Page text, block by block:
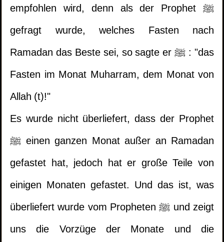
empfohlen wird, denn als der Prophet ﷺ
gefragt wurde, welches Fasten nach
Ramadan das Beste sei, so sagte er ﷺ : "das
Fasten im Monat Muharram, dem Monat von
Allah (t)!"
Es wurde nicht überliefert, dass der Prophet
ﷺ einen ganzen Monat außer an Ramadan
gefastet hat, jedoch hat er große Teile von
einigen Monaten gefastet. Und das ist, was
überliefert wurde vom Propheten ﷺ und zeigt
uns die Vorzüge der Monate und die